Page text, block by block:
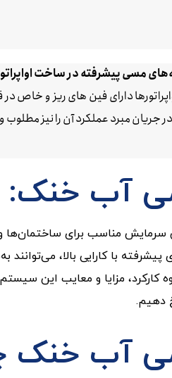
مسی پیشرفته در ساخت
دارای فین های ریز و
جریان مبرد عملکرد آن را نیز
آب خنک:
سرمایش مناسب برای
با کارایی بالا، می‌توانند
کارکرد، مزایا و معایب این
دهیم.
آب